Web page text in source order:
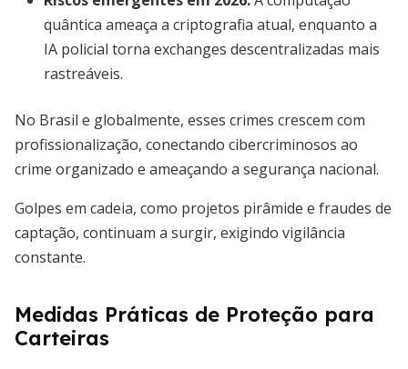
quântica ameaça a criptografia atual, enquanto a
IA policial torna exchanges descentralizadas mais
rastreáveis.
No Brasil e globalmente, esses crimes crescem com
profissionalização, conectando cibercriminosos ao
crime organizado e ameaçando a segurança nacional.
Golpes em cadeia, como projetos pirâmide e fraudes de
captação, continuam a surgir, exigindo vigilância
constante.
Medidas Práticas de Proteção para
Carteiras